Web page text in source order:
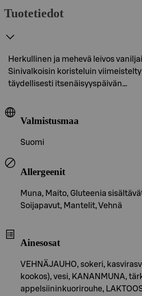
Tuotetiedot
Herkullinen ja mehevä leivos
Sinivalkoisin koristeluin viimeistelty
täydellisesti itsenäisyyspäivän…
Valmistusmaa
Suomi
Allergeenit
Muna, Maito, Gluteenia
Soijapavut, Mantelit, Vehnä
Ainesosat
VEHNÄJAUHO, sokeri,
kookos), vesi, KANANMUNA,
appelsiininkuorirouhe,